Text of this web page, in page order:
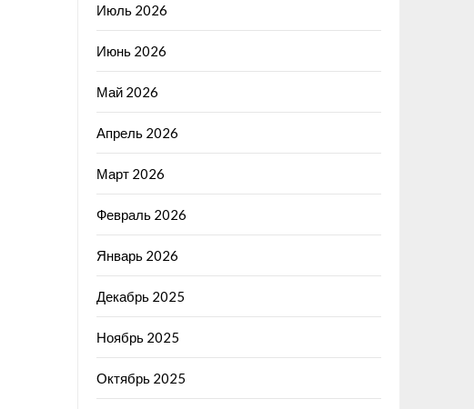
Июль 2026
Июнь 2026
Май 2026
Апрель 2026
Март 2026
Февраль 2026
Январь 2026
Декабрь 2025
Ноябрь 2025
Октябрь 2025